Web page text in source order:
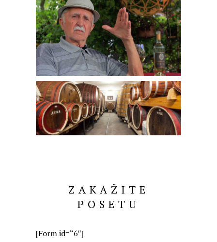
ZAKAŽITE
POSETU
[Form id=“6″]